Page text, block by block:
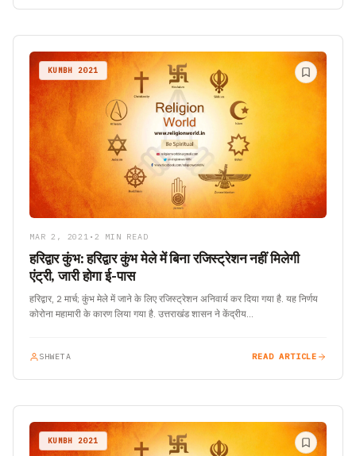
KUMBH 2021
MAR 2, 2021 • 2 MIN READ
हरिद्वार कुंभ: हरिद्वार कुंभ मेले में बिना रजिस्ट्रेशन नहीं मिलेगी
एंट्री, जारी होगा ई-पास
हरिद्वार, 2 मार्च; कुंभ मेले में जाने के लिए रजिस्ट्रेशन अनिवार्य कर दिया गया है. यह निर्णय
कोरोना महामारी के कारण लिया गया है. उत्तराखंड शासन ने केंद्रीय…
SHWETA READ ARTICLE
KUMBH 2021